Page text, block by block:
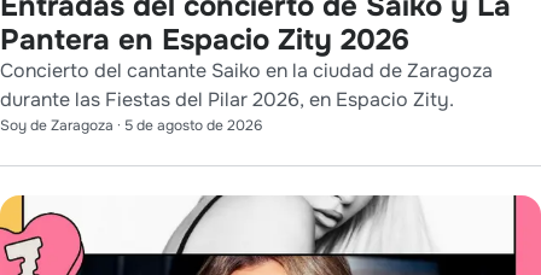
Pantera en Espacio Zity 2026
Concierto del cantante Saiko en la ciudad de Zaragoza
durante las Fiestas del Pilar 2026, en Espacio Zity.
Soy de Zaragoza · 5 de agosto de 2026